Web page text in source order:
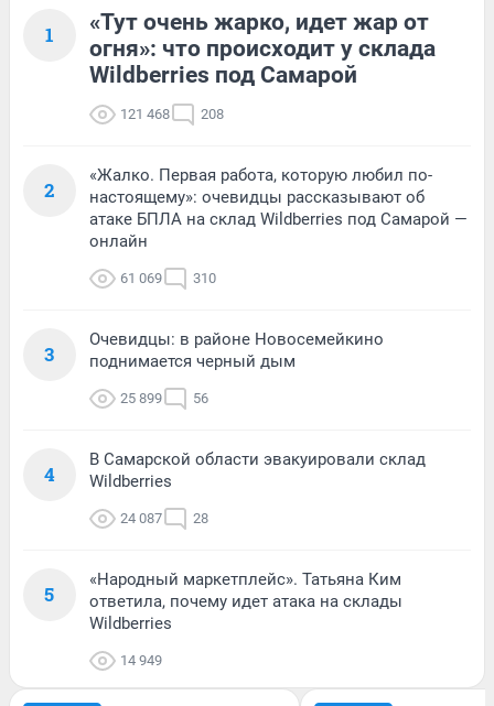
1
«Тут очень жарко, идет жар от
огня»: что происходит у склада
Wildberries под Самарой
121 468 208
2
«Жалко. Первая работа, которую любил по-
настоящему»: очевидцы рассказывают об
атаке БПЛА на склад Wildberries под Самарой —
онлайн
61 069 310
3
Очевидцы: в районе Новосемейкино
поднимается черный дым
25 899 56
4
В Самарской области эвакуировали склад
Wildberries
24 087 28
5
«Народный маркетплейс». Татьяна Ким
ответила, почему идет атака на склады
Wildberries
14 949